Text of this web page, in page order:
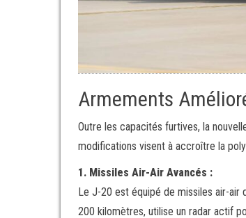
Armements
Outre les capacités furtives, la
modifications visent à accroître la
1. Missiles Air-Air Avancés :
Le J-20 est équipé de missiles air-
200 kilomètres, utilise un radar actif